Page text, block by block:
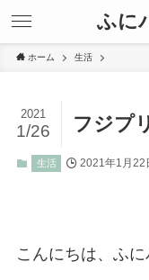
ふに
ホーム 生活
フジプ
2021
1/26
生活 2021年1月22
こんにちは、ふに